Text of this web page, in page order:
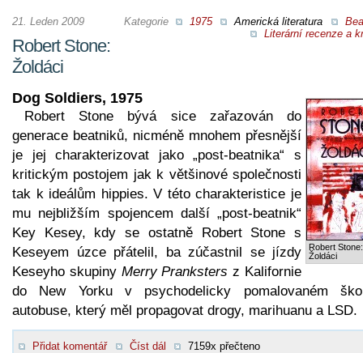
Kategorie 1975 Americká literatura
Literární recenze a
21. Leden 2009
Robert Stone:
Žoldáci
Robert Stone:
Žoldáci
Dog Soldiers, 1975
Robert Stone bývá sice zařazován do
generace beatniků, nicméně mnohem přesnější
je jej charakterizovat jako „post-beatnika“ s
kritickým postojem jak k většinové společnosti
tak k ideálům hippies. V této charakteristice je
mu nejbližším spojencem další „post-beatnik“
Key Kesey, kdy se ostatně Robert Stone s
Keseyem úzce přátelil, ba zúčastnil se jízdy
Keseyho skupiny Merry Pranksters z Kalifornie
do New Yorku v psychodelicky pomalovaném
autobuse, který měl propagovat drogy, marihuanu a LSD.
Přidat komentář Číst dál 7159x přečteno